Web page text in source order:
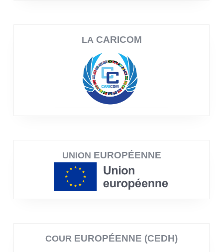
LA CARICOM
UNION EUROPÉENNE
COUR EUROPÉENNE (CEDH)